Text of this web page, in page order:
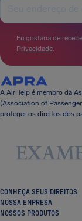
Eu gostaria de
Privacidade.
A AirHelp é membro da
(Association of
proteger os direitos dos
CONHEÇA SEUS DIREITOS
NOSSA EMPRESA
NOSSOS PRODUTOS